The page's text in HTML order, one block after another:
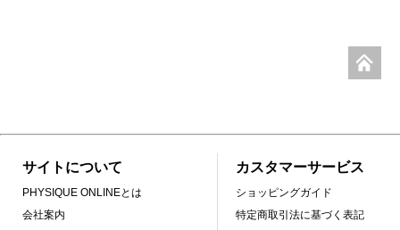
サイトについて
PHYSIQUE ONLINEとは
会社案内
カスタマーサービス
ショッピングガイド
特定商取引法に基づく表記